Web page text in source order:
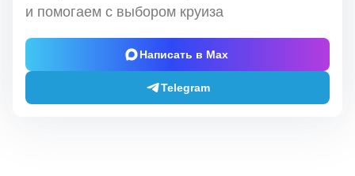
и помогаем с выбором круиза
Написать в Max
Telegram